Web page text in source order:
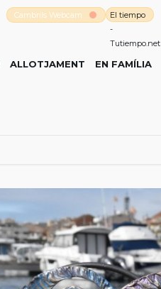
Cambrils Webcam
El tiempo
-
Tutiempo.net
ALLOTJAMENT EN FAMÍLIA